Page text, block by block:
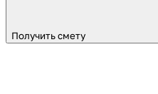
Получить смету